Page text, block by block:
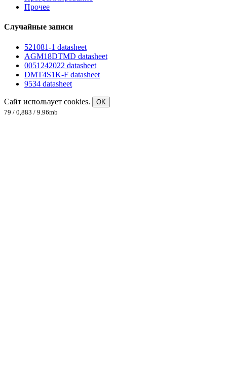
Прочее
Случайные записи
521081-1 datasheet
AGM18DTMD datasheet
0051242022 datasheet
DMT4S1K-F datasheet
9534 datasheet
Сайт использует cookies.
OK
79 / 0,883 / 9.96mb